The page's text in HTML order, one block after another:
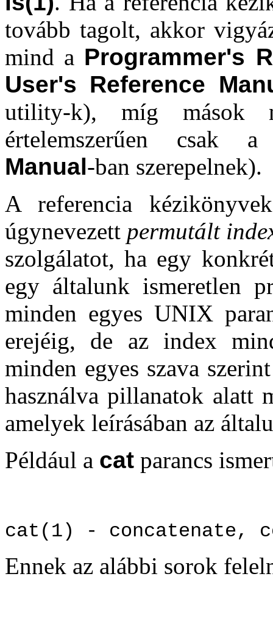
tovább tagolt, akkor
mind a Programmer's
User's Reference
utility-k), míg mások
értelemszerűen csak
Manual-ban szerepelnek).
A referencia
úgynevezett permutált
szolgálatot, ha egy
egy általunk ismeretlen
minden egyes UNIX
erejéig, de az index
minden egyes szava
használva pillanatok alatt
amelyek leírásában az
Például a cat parancs
cat(1) - concatenate,
Ennek az alábbi sorok